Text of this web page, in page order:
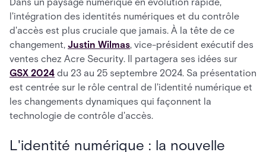
l'intégration des identités numériques et du contrôle
d'accès est plus cruciale que jamais. À la tête de ce
changement, Justin Wilmas, vice-président exécutif des
ventes chez Acre Security. Il partagera ses idées sur
GSX 2024 du 23 au 25 septembre 2024. Sa présentation
est centrée sur le rôle central de l'identité numérique et
les changements dynamiques qui façonnent la
technologie de contrôle d'accès.
L'identité numérique : la nouvelle